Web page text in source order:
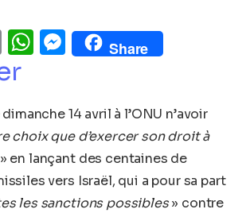
EmailWhatsApp
Messenger
Share
dimanche 14 avril à l’ONU n’avoir
choix que d’exercer son droit à
en lançant des centaines de
vers Israël, qui a pour sa part
les sanctions possibles» contre